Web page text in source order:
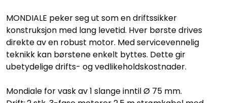
MONDIALE peker seg ut som en driftssikker
konstruksjon med lang levetid. Hver børste drives
direkte av en robust motor. Med servicevennelig
teknikk kan børstene enkelt byttes. Dette gir
ubetydelige drifts- og vedlikeholdskostnader.
Mondiale for vask av 1 slange inntil Ø 75 mm.